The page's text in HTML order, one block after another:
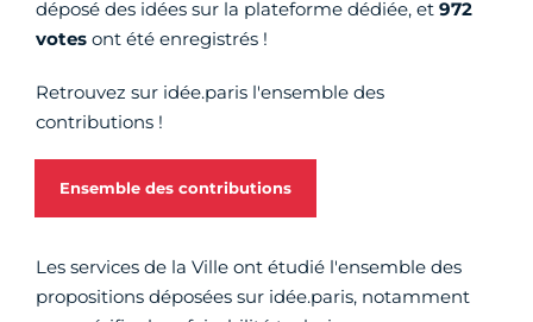
déposé des idées sur la plateforme dédiée, et 972
votes ont été enregistrés !
Retrouvez sur idée.paris l'ensemble des
contributions !
Ensemble des contributions
Les services de la Ville ont étudié l'ensemble des
propositions déposées sur idée.paris, notamment